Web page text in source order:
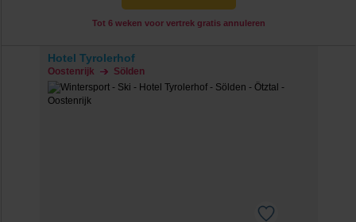
Tot 6 weken voor vertrek gratis annuleren
Hotel Tyrolerhof
Oostenrijk Sölden